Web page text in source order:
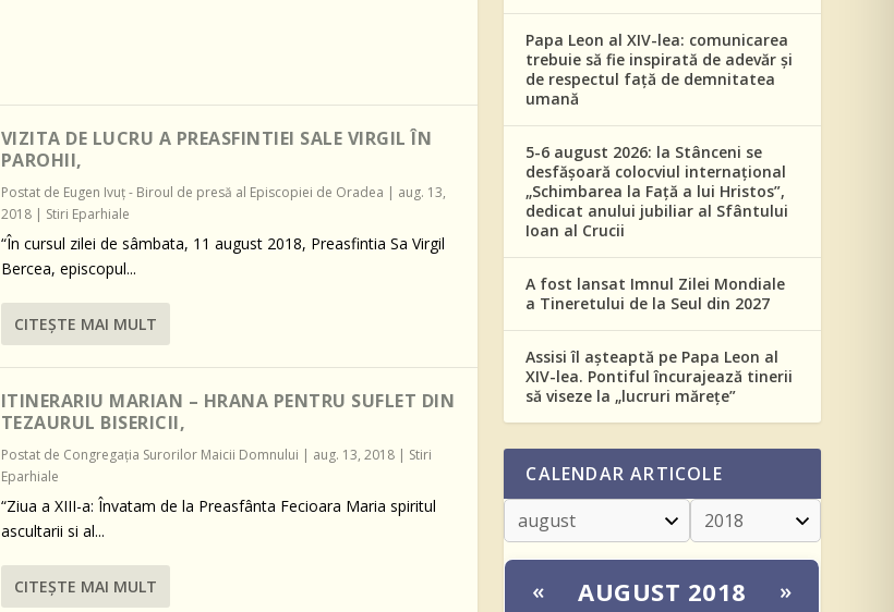
VIZITA DE LUCRU A PREASFINTIEI SALE VIRGIL ÎN
PAROHII,
Postat de Eugen Ivuţ - Biroul de presă al Episcopiei de Oradea | aug. 13,
2018| Stiri Eparhiale
“În cursul zilei de sâmbata, 11 august 2018, Preasfintia Sa Virgil
Bercea, episcopul...
CITEŞTE MAI MULT
ITINERARIU MARIAN – HRANA PENTRU SUFLET DIN
TEZAURUL BISERICII,
Postat de Congregaţia Surorilor Maicii Domnului | aug. 13, 2018| Stiri
Eparhiale
“Ziua a XIII-a: Învatam de la Preasfânta Fecioara Maria spiritul
ascultarii si al...
CITEŞTE MAI MULT
Papa Leon al XIV-lea: comunicarea
trebuie să fie inspirată de adevăr și
de respectul față de demnitatea
umană
5-6 august 2026: la Stânceni se
desfășoară colocviul internațional
„Schimbarea la Față a lui Hristos”,
dedicat anului jubiliar al Sfântului
Ioan al Crucii
A fost lansat Imnul Zilei Mondiale
a Tineretului de la Seul din 2027
Assisi îl așteaptă pe Papa Leon al
XIV-lea. Pontiful încurajează tinerii
să viseze la „lucruri mărețe”
CALENDAR ARTICOLE
« AUGUST 2018 »